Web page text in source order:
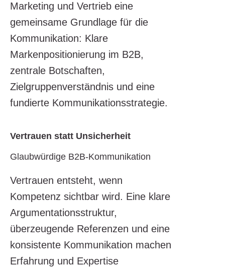
Marketing und Vertrieb eine
gemeinsame Grundlage für die
Kommunikation: Klare
Markenpositionierung im B2B,
zentrale Botschaften,
Zielgruppenverständnis und eine
fundierte Kommunikationsstrategie.
Vertrauen statt Unsicherheit
Glaubwürdige B2B-Kommunikation
Vertrauen entsteht, wenn
Kompetenz sichtbar wird. Eine klare
Argumentationsstruktur,
überzeugende Referenzen und eine
konsistente Kommunikation machen
Erfahrung und Expertise